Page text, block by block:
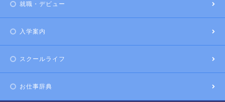
就職・デビュー
入学案内
スクールライフ
お仕事辞典